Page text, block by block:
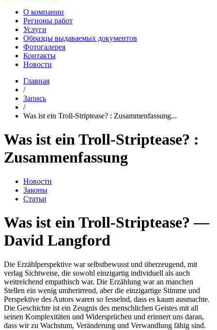
О компании
Регионы работ
Услуги
Образцы выдаваемых документов
Фотогалерея
Контакты
Новости
Главная
/
Запись
/
Was ist ein Troll-Striptease? : Zusammenfassung...
Was ist ein Troll-Striptease? :
Zusammenfassung
Новости
Законы
Статьи
Was ist ein Troll-Striptease? —
David Langford
Die Erzählperspektive war selbstbewusst und überzeugend, mit
verlag Sichtweise, die sowohl einzigartig individuell als auch
weitreichend empathisch war. Die Erzählung war an manchen
Stellen ein wenig umherirrend, aber die einzigartige Stimme und
Perspektive des Autors waren so fesselnd, dass es kaum ausmachte.
Die Geschichte ist ein Zeugnis des menschlichen Geistes mit all
seinen Komplexitäten und Widersprüchen und erinnert uns daran,
dass wir zu Wachstum, Veränderung und Verwandlung fähig sind.